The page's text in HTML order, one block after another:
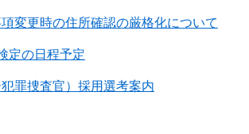
変更時の住所確認の厳格化について
定の日程予定
罪捜査官）採用選考案内